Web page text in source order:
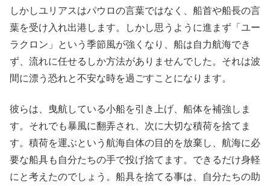
しかしユリアスはパウロの言葉ではなく、船首や船長の言
葉を受け入れ出港します。しかし思うように進まず「ユー
ラクロン」という季節風が強くなり、船は自力航海でき
ず、流れに任せるしか方法がありませんでした。それは波
間に漂う恐れと不安な時を過ごすことになります。
彼らは、曳航している小船を引き上げ、船体を補強しま
す。それでも暴風に翻弄され、次に大切な積荷を捨てま
す。積荷を運ぶという航海自体の目的を放棄し、航海に必
要な船具も自分たちの手で投げ捨てます。できるだけ身軽
にと考えたのでしょう。船具を捨てる事は、自分たちの助